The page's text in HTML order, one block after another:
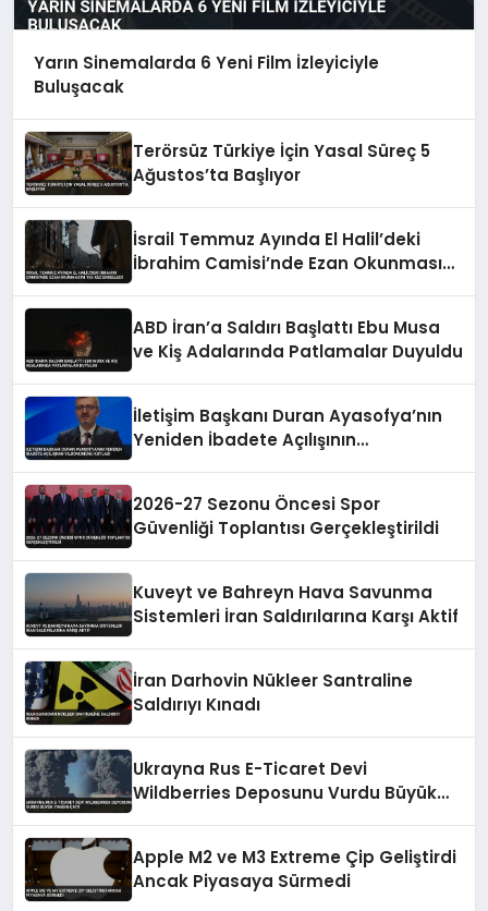
Yarın Sinemalarda 6 Yeni Film İzleyiciyle
Buluşacak
Terörsüz Türkiye İçin Yasal Süreç 5
Ağustos’ta Başlıyor
İsrail Temmuz Ayında El Halil’deki
İbrahim Camisi’nde Ezan Okunmasını
ABD İran’a Saldırı Başlattı Ebu Musa
ve Kiş Adalarında Patlamalar Duyuldu
İletişim Başkanı Duran Ayasofya’nın
Yeniden İbadete Açılışının
2026-27 Sezonu Öncesi Spor
Güvenliği Toplantısı Gerçekleştirildi
Kuveyt ve Bahreyn Hava Savunma
Sistemleri İran Saldırılarına Karşı Aktif
İran Darhovin Nükleer Santraline
Saldırıyı Kınadı
Ukrayna Rus E-Ticaret Devi
Wildberries Deposunu Vurdu Büyük
Apple M2 ve M3 Extreme Çip Geliştirdi
Ancak Piyasaya Sürmedi